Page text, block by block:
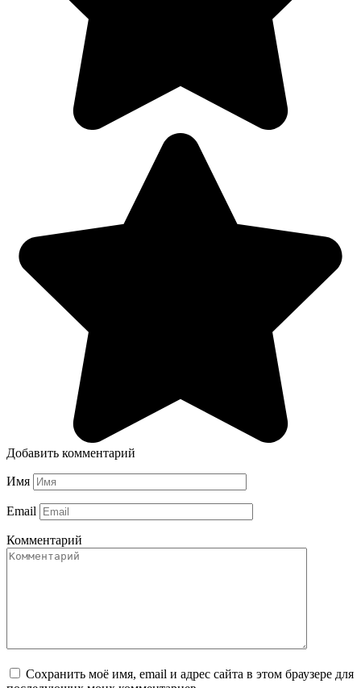
Добавить комментарий
Имя
Email
Комментарий
Сохранить моё имя, email и адрес сайта в этом браузере для